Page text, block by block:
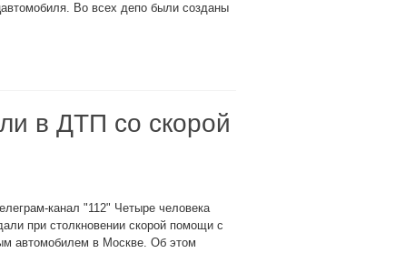
Во всех депо были созданы
в ДТП со скорой
канал "112" Четыре человека
при столкновении скорой помощи с
автомобилем в Москве. Об этом